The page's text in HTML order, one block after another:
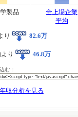
製品
全上場企業
平均
り 82.6万
り 46.8万
む：
収分析を見る